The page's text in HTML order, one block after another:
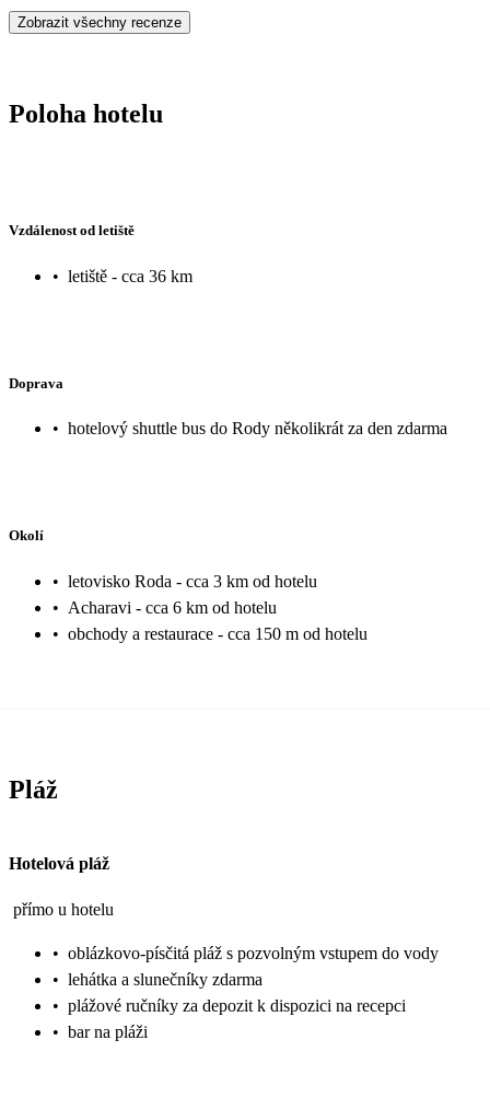
Zobrazit všechny recenze
Poloha hotelu
Vzdálenost od letiště
• letiště - cca 36 km
Doprava
• hotelový shuttle bus do Rody několikrát za den zdarma
Okolí
• letovisko Roda - cca 3 km od hotelu
• Acharavi - cca 6 km od hotelu
• obchody a restaurace - cca 150 m od hotelu
Pláž
Hotelová pláž
přímo u hotelu
• oblázkovo-písčitá pláž s pozvolným vstupem do vody
• lehátka a slunečníky zdarma
• plážové ručníky za depozit k dispozici na recepci
• bar na pláži